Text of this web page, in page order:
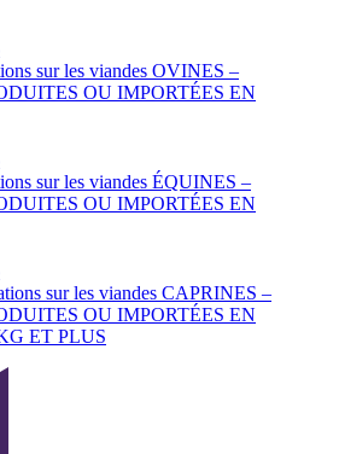
sur les viandes OVINES –
OU IMPORTÉES EN
sur les viandes ÉQUINES –
OU IMPORTÉES EN
sur les viandes CAPRINES –
OU IMPORTÉES EN
ET PLUS